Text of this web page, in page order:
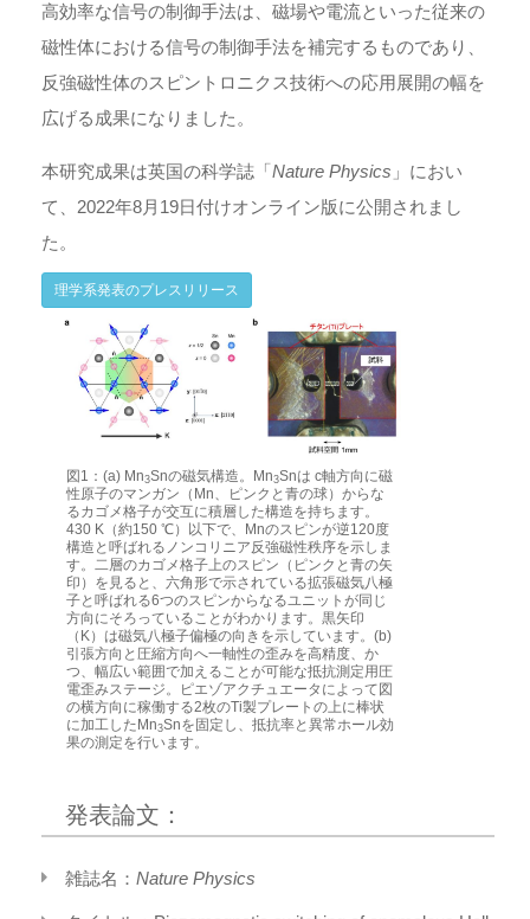
高効率な信号の制御手法は、磁場や電流といった従来の
磁性体における信号の制御手法を補完するものであり、
反強磁性体のスピントロニクス技術への応用展開の幅を
広げる成果になりました。
本研究成果は英国の科学誌「Nature Physics 」におい
て、2022年8月19日付けオンライン版に公開されまし
た。
理学系発表のプレスリリース
図1：(a) Mn3Snの磁気構造。Mn3Snは c軸方向に磁
性原子のマンガン（Mn、ピンクと青の球）からな
るカゴメ格子が交互に積層した構造を持ちます。
430 K（約150 ℃）以下で、Mnのスピンが逆120度
構造と呼ばれるノンコリニア反強磁性秩序を示しま
す。二層のカゴメ格子上のスピン（ピンクと青の矢
印）を見ると、六角形で示されている拡張磁気八極
子と呼ばれる6つのスピンからなるユニットが同じ
方向にそろっていることがわかります。黒矢印
（K）は磁気八極子偏極の向きを示しています。(b)
引張方向と圧縮方向へ一軸性の歪みを高精度、か
つ、幅広い範囲で加えることが可能な抵抗測定用圧
電歪みステージ。ピエゾアクチュエータによって図
の横方向に稼働する2枚のTi製プレートの上に棒状
に加工したMn3Snを固定し、抵抗率と異常ホール効
果の測定を行います。
発表論文：
雑誌名： Nature Physics